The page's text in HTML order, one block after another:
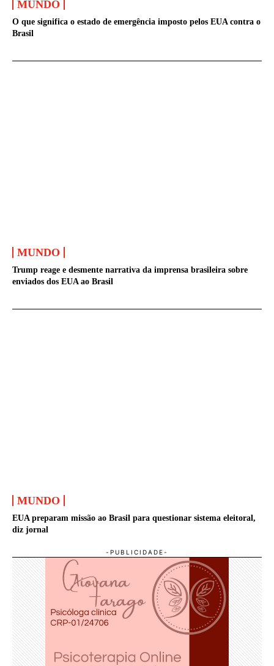
MUNDO
O que significa o estado de emergência imposto pelos EUA contra o
Brasil
MUNDO
Trump reage e desmente narrativa da imprensa brasileira sobre
enviados dos EUA ao Brasil
MUNDO
EUA preparam missão ao Brasil para questionar sistema eleitoral,
diz jornal